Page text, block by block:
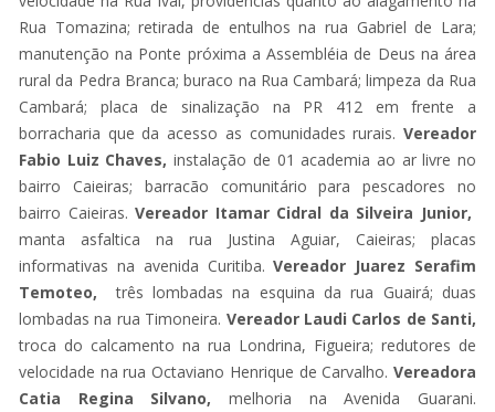
Rua Tomazina; retirada de entulhos na rua Gabriel de Lara;
manutenção na Ponte próxima a Assembléia de Deus na área
rural da Pedra Branca; buraco na Rua Cambará; limpeza da Rua
Cambará; placa de sinalização na PR 412 em frente a
borracharia que da acesso as comunidades rurais. Vereador
Fabio Luiz Chaves,instalação de 01 academia ao ar livre no
bairro Caieiras; barracão comunitário para pescadores no
bairro Caieiras. Vereador Itamar Cidral da Silveira Junior,
manta asfaltica na rua Justina Aguiar, Caieiras; placas
informativas na avenida Curitiba.Vereador Juarez Serafim
Temoteo,
três lombadas na esquina da rua Guairá; duas
lombadas na rua Timoneira. Vereador Laudi Carlos de Santi,
troca do calcamento na rua Londrina, Figueira; redutores de
velocidade na rua Octaviano Henrique de Carvalho. Vereadora
Catia Regina Silvano, melhoria na Avenida Guarani.